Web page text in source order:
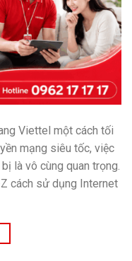
Viettel một cách tối
mạng siêu tốc, việc
là vô cùng quan trọng.
cách sử dụng Internet